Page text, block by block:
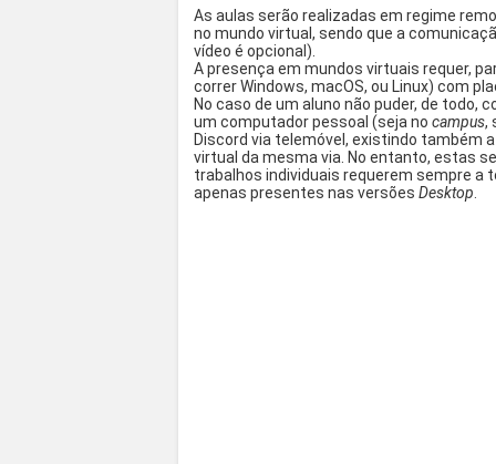
As aulas serão realizadas em regime
no mundo virtual, sendo que a
vídeo é opcional).
A presença em mundos virtuais requer,
correr Windows, macOS, ou Linux) com
No caso de um aluno não puder, de todo,
um computador pessoal (seja nocampus,
Discord via telemóvel, existindo também
virtual da mesma via. No entanto, estas
trabalhos individuais requeremsempre a
apenas presentes nas versõesDesktop.